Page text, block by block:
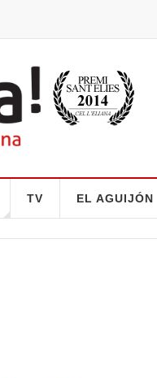
TV EL AGUIJÓN